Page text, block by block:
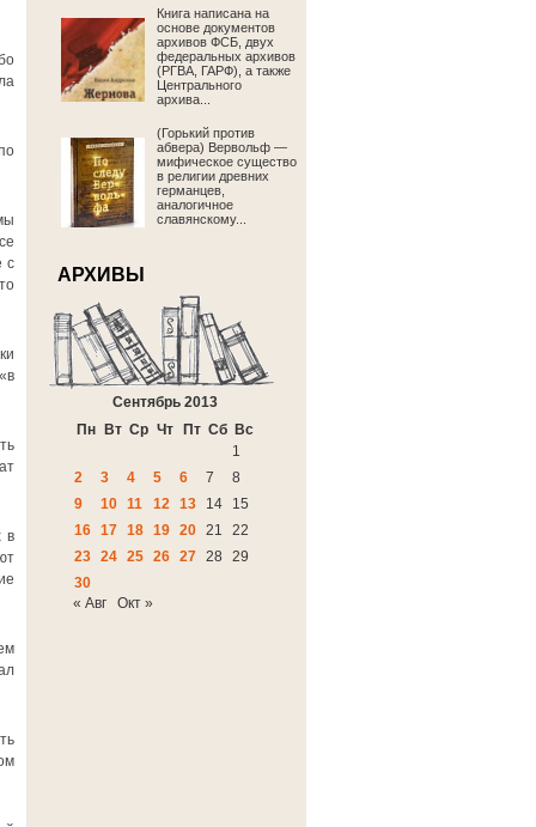
с
в
Книга написана на
основе документов
архивов ФСБ, двух
федеральных архивов
(РГВА, ГАРФ), а также
Центрального
архива...
(Горький против
абвера) Вервольф —
мифическое существо
в религии древних
германцев,
аналогичное
славянскому...
АРХИВЫ
Сентябрь 2013
Пн
Вт Ср Чт Пт Сб Вс
1
2
3 4 5 6 7
8
9
10 11 12 13 14
15
16 17 18 19 20 21
22
23 24 25 26 27 28
29
30
« Авг
Окт »